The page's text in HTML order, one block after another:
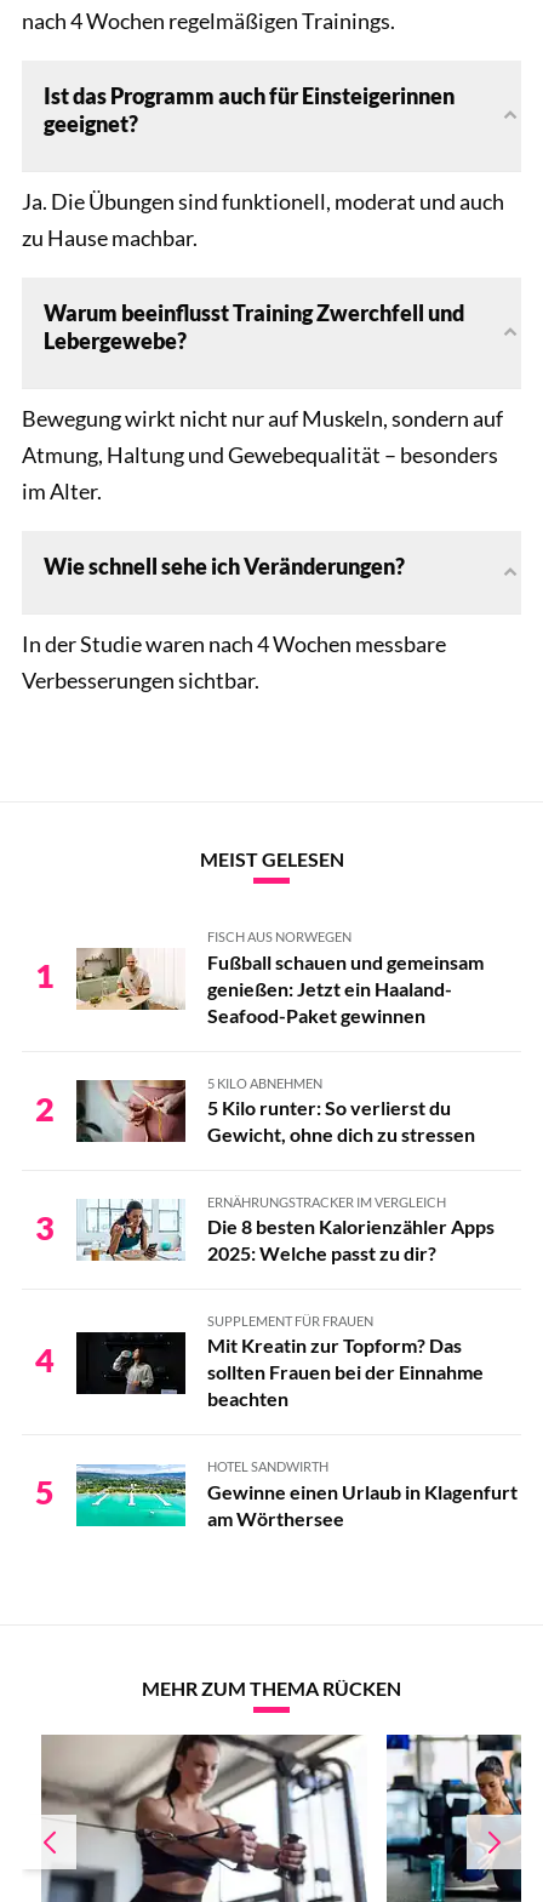
nach 4 Wochen regelmäßigen Trainings.
Ist das Programm auch für Einsteigerinnen
geeignet?
Ja. Die Übungen sind funktionell, moderat und auch
zu Hause machbar.
Warum beeinflusst Training Zwerchfell und
Lebergewebe?
Bewegung wirkt nicht nur auf Muskeln, sondern auf
Atmung, Haltung und Gewebequalität – besonders
im Alter.
Wie schnell sehe ich Veränderungen?
In der Studie waren nach 4 Wochen messbare
Verbesserungen sichtbar.
MEIST GELESEN
1
FISCH AUS NORWEGEN
Fußball schauen und gemeinsam
genießen: Jetzt ein Haaland-
Seafood-Paket gewinnen
2
5 KILO ABNEHMEN
5 Kilo runter: So verlierst du
Gewicht, ohne dich zu stressen
3
ERNÄHRUNGSTRACKER IM VERGLEICH
Die 8 besten Kalorienzähler Apps
2025: Welche passt zu dir?
4
SUPPLEMENT FÜR FRAUEN
Mit Kreatin zur Topform? Das
sollten Frauen bei der Einnahme
beachten
5
HOTEL SANDWIRTH
Gewinne einen Urlaub in Klagenfurt
am Wörthersee
MEHR ZUM THEMA RÜCKEN